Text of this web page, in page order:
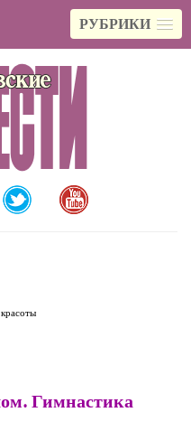
РУБРИКИ
Гимнастика